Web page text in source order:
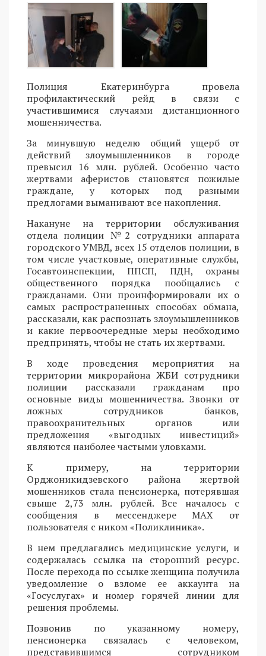
Полиция Екатеринбурга провела
профилактический рейд в связи с
участившимися случаями дистанционного
мошенничества.
За минувшую неделю общий ущерб от
действий злоумышленников в городе
превысил 16 млн. рублей. Особенно часто
жертвами аферистов становятся пожилые
граждане, у которых под разными
предлогами выманивают все накопления.
Накануне на территории обслуживания
отдела полиции №2 сотрудники аппарата
городского УМВД, всех 15 отделов полиции, в
том числе участковые, оперативные службы,
Госавтоинспекции, ППСП, ПДН, охраны
общественного порядка пообщались с
гражданами. Они проинформировали их о
самых распространенных способах обмана,
рассказали, как распознать злоумышленников
и какие первоочередные меры необходимо
предпринять, чтобы не стать их жертвами.
В ходе проведения мероприятия на
территории микрорайона ЖБИ сотрудники
полиции рассказали гражданам про
основные виды мошенничества. Звонки от
ложных сотрудников банков,
правоохранительных органов или
предложения «выгодных инвестиций»
являются наиболее частыми уловками.
К примеру, на территории
Орджоникидзевского района жертвой
мошенников стала пенсионерка, потерявшая
свыше 2,73 млн. рублей. Все началось с
сообщения в мессенджере MAX от
пользователя с ником «Поликлиника».
В нем предлагались медицинские услуги, и
содержалась ссылка на сторонний ресурс.
После перехода по ссылке женщина получила
уведомление о взломе ее аккаунта на
«Госуслугах» и номер горячей линии для
решения проблемы.
Позвонив по указанному номеру,
пенсионерка связалась с человеком,
представившимся сотрудником